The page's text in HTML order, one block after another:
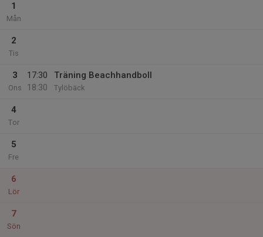
1
Mån
2
Tis
3
Ons
17:30
18:30
Träning Beachhandboll
Tylöbäck
4
Tor
5
Fre
6
Lör
7
Sön